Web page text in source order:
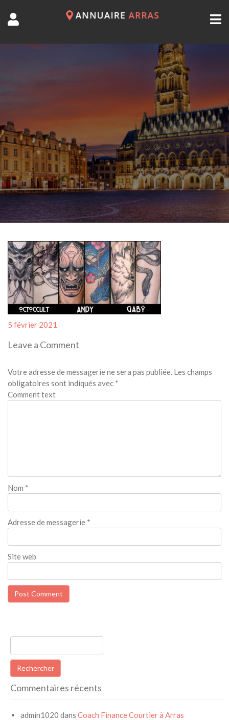
Posted
5 février 2021
Leave a Comment
Votre adresse de messagerie ne sera pas publiée. Les champs
obligatoires sont indiqués avec *
Comment text
Nom *
Adresse de messagerie *
Site web
Commentaires récents
admin1020 dansCoach Finance Courtier à Arras